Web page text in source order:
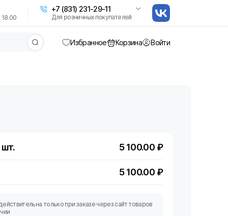
+7 (831) 231-29-11
Для розничных покупателей
Избранное Корзина Войти
шт. 5 100.00 ₽
5 100.00 ₽
только при заказе через сайт товаров